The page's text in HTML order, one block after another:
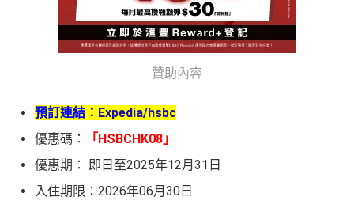
贊助內容
預訂連結： Expedia/hsbc
優惠碼：
「HSBCHK08」
優惠期： 即日至2025年12月31日
入住期限：2026年06月30日